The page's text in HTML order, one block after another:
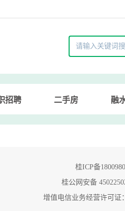
招聘 二手房 融
桂ICP备
桂公网安备
增值电信业务经营许可证